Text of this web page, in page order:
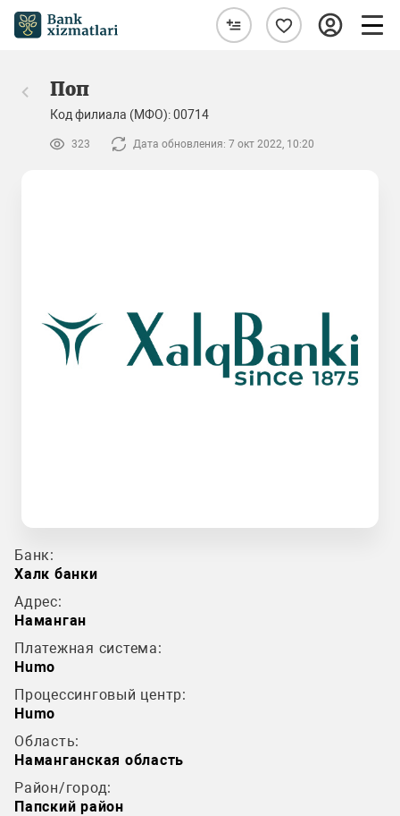
Поп
Код филиала (МФО): 00714
323 Дата обновления: 7 окт 2022, 10:20
Банк:
Халк банки
Адрес:
Наманган
Платежная система:
Humo
Процессинговый центр:
Humo
Область:
Наманганская область
Район/город:
Папский район